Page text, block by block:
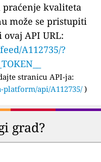
praćenje kvaliteta
može se pristupiti
API URL:
A112735/?
stranicu API-ja:
platform/api/A112735/)
grad?